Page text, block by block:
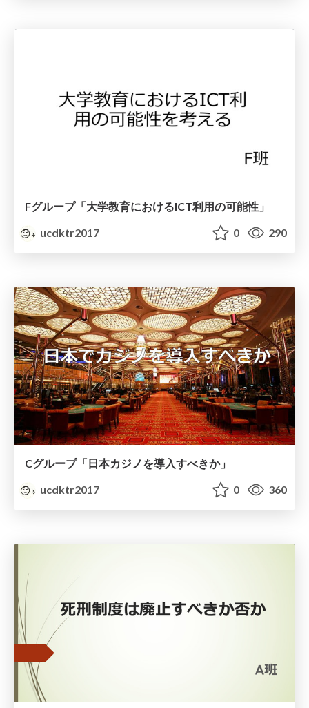
Fグループ「大学教育におけるICT利用の可能性」
ucdktr2017
0 290
Cグループ「日本カジノを導入すべきか」
ucdktr2017
0 360